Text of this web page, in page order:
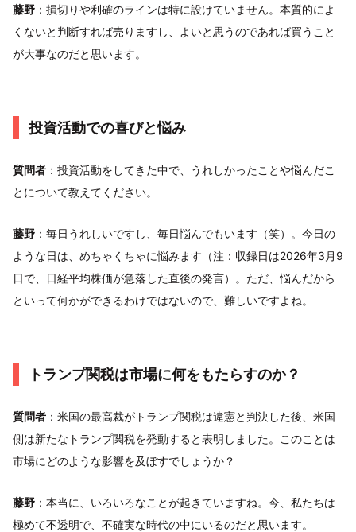
藤野 ：損切りや利確のラインは特に設けていません。本質的によ
くないと判断すれば売りますし、よいと思うのであれば買うこと
が大事なのだと思います。
投資活動での喜びと悩み
質問者 ：投資活動をしてきた中で、うれしかったことや悩んだこ
とについて教えてください。
藤野 ：毎日うれしいですし、毎日悩んでもいます（笑）。今日の
ような日は、めちゃくちゃに悩みます（注：収録日は2026年3月9
日で、日経平均株価が急落した直後の発言）。ただ、悩んだから
といって何かができるわけではないので、難しいですよね。
トランプ関税は市場に何をもたらすのか？
質問者 ：米国の最高裁がトランプ関税は違憲と判決した後、米国
側は新たなトランプ関税を発動すると表明しました。このことは
市場にどのような影響を及ぼすでしょうか？
藤野 ：本当に、いろいろなことが起きていますね。今、私たちは
極めて不透明で、不確実な時代の中にいるのだと思います。